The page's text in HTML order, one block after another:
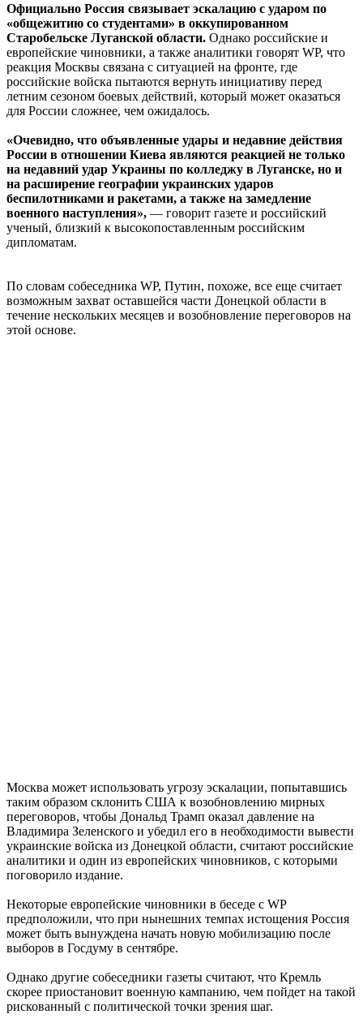
Официально Россия связывает эскалацию с ударом по
«общежитию со студентами» в оккупированном
Старобельске Луганской области. Однако российские и
европейские чиновники, а также аналитики говорят WP, что
реакция Москвы связана с ситуацией на фронте, где
российские войска пытаются вернуть инициативу перед
летним сезоном боевых действий, который может оказаться
для России сложнее, чем ожидалось.
«Очевидно, что объявленные удары и недавние действия
России в отношении Киева являются реакцией не только
на недавний удар Украины по колледжу в Луганске, но и
на расширение географии украинских ударов
беспилотниками и ракетами, а также на замедление
военного наступления», — говорит газете и российский
ученый, близкий к высокопоставленным российским
дипломатам.
По словам собеседника WP, Путин, похоже, все еще считает
возможным захват оставшейся части Донецкой области в
течение нескольких месяцев и возобновление переговоров на
этой основе.
Москва может использовать угрозу эскалации, попытавшись
таким образом склонить США к возобновлению мирных
переговоров, чтобы Дональд Трамп оказал давление на
Владимира Зеленского и убедил его в необходимости вывести
украинские войска из Донецкой области, считают российские
аналитики и один из европейских чиновников, с которыми
поговорило издание.
Некоторые европейские чиновники в беседе с WP
предположили, что при нынешних темпах истощения Россия
может быть вынуждена начать новую мобилизацию после
выборов в Госдуму в сентябре.
Однако другие собеседники газеты считают, что Кремль
скорее приостановит военную кампанию, чем пойдет на такой
рискованный с политической точки зрения шаг.